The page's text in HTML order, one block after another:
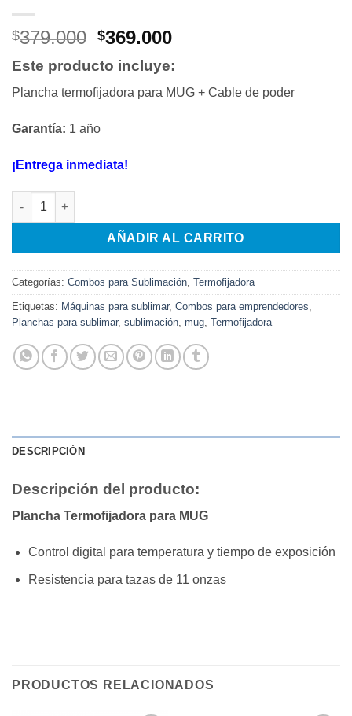
$379.000 El
precio
original
era:
$369.000El
actual
es:
Este producto incluye:
Plancha termofijadora para MUG + Cable de poder
Garantía: 1 año
¡Entrega inmediata!
Plancha termofijadora para Mug cantidad
AÑADIR AL CARRITO
Categorías: Combos para Sublimación Termofijadora
Etiquetas: Máquinas para sublimar, Combos para emprendedores
Planchas para sublimar, sublimación mug Termofijadora
DESCRIPCIÓN
Descripción del producto:
Plancha Termofijadora para MUG
Control digital para temperatura y tiempo de exposición
Resistencia para tazas de 11 onzas
PRODUCTOS RELACIONADOS